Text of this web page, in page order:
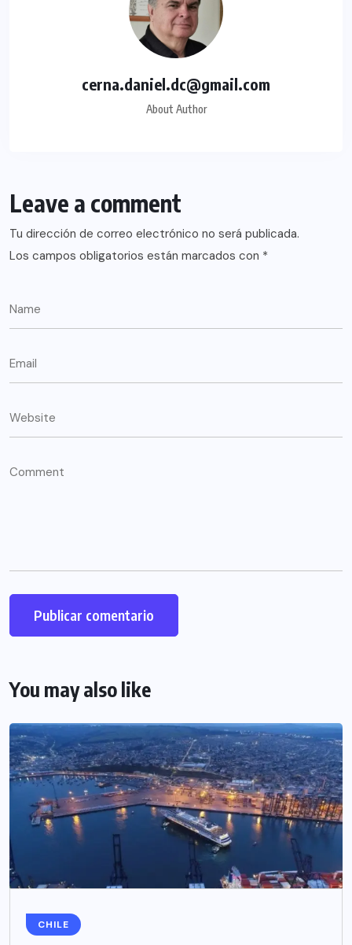
cerna.daniel.dc@gmail.com
About Author
Leave a comment
Tu dirección de correo electrónico no será publicada.
Los campos obligatorios están marcados con *
You may also like
CHILE